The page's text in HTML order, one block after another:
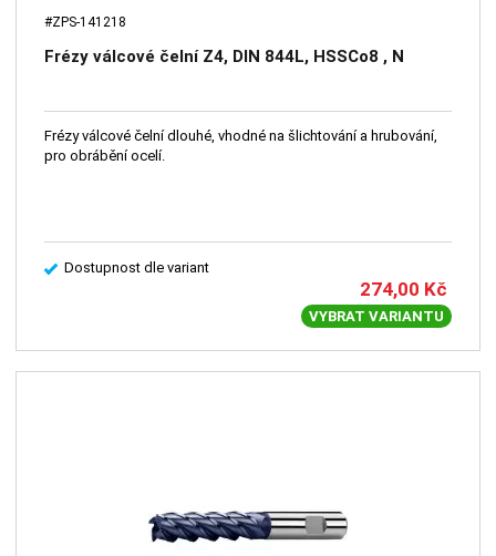
#ZPS-141218
Frézy válcové čelní Z4, DIN 844L, HSSCo8 , N
Frézy válcové čelní dlouhé, vhodné na šlichtování a hrubování,
pro obrábění ocelí.
Dostupnost dle variant
274,00 Kč
VYBRAT VARIANTU